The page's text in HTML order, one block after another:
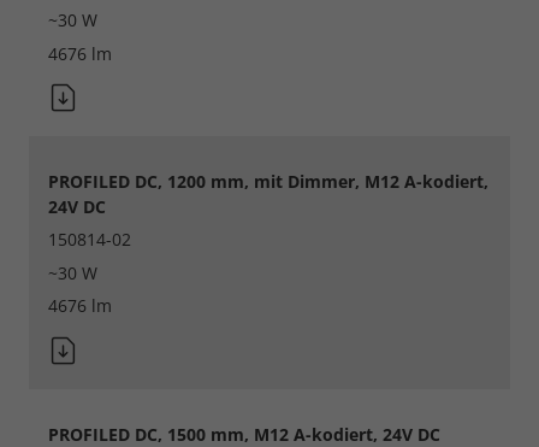
~30 W
4676 lm
PROFILED DC, 1200 mm, mit Dimmer, M12 A-kodiert,
24V DC
150814-02
~30 W
4676 lm
PROFILED DC, 1500 mm, M12 A-kodiert, 24V DC